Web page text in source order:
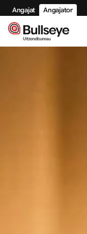
Angajat Angajator